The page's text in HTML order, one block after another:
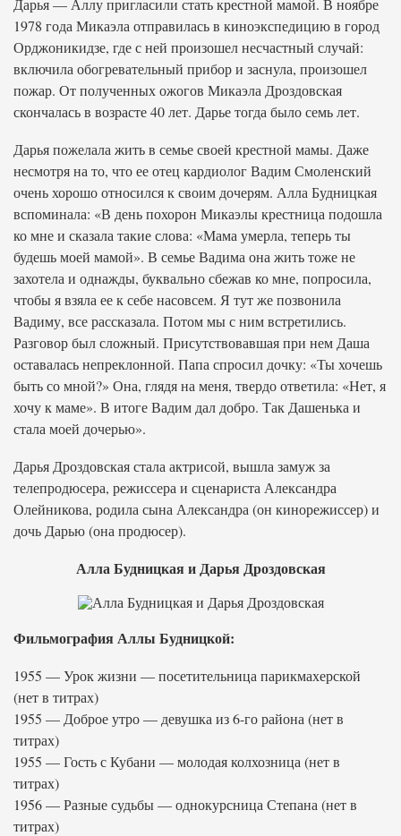
Дарья — Аллу пригласили стать крестной мамой. В ноябре
1978 года Микаэла отправилась в киноэкспедицию в город
Орджоникидзе, где с ней произошел несчастный случай:
включила обогревательный прибор и заснула, произошел
пожар. От полученных ожогов Микаэла Дроздовская
скончалась в возрасте 40 лет. Дарье тогда было семь лет.
Дарья пожелала жить в семье своей крестной мамы. Даже
несмотря на то, что ее отец кардиолог Вадим Смоленский
очень хорошо относился к своим дочерям. Алла Будницкая
вспоминала: «В день похорон Микаэлы крестница подошла
ко мне и сказала такие слова: «Мама умерла, теперь ты
будешь моей мамой». В семье Вадима она жить тоже не
захотела и однажды, буквально сбежав ко мне, попросила,
чтобы я взяла ее к себе насовсем. Я тут же позвонила
Вадиму, все рассказала. Потом мы с ним встретились.
Разговор был сложный. Присутствовавшая при нем Даша
оставалась непреклонной. Папа спросил дочку: «Ты хочешь
быть со мной?» Она, глядя на меня, твердо ответила: «Нет, я
хочу к маме». В итоге Вадим дал добро. Так Дашенька и
стала моей дочерью».
Дарья Дроздовская стала актрисой, вышла замуж за
телепродюсера, режиссера и сценариста Александра
Олейникова, родила сына Александра (он кинорежиссер) и
дочь Дарью (она продюсер).
Алла Будницкая и Дарья Дроздовская
Фильмография Аллы Будницкой:
1955 — Урок жизни — посетительница парикмахерской
(нет в титрах)
1955 — Доброе утро — девушка из 6-го района (нет в
титрах)
1955 — Гость с Кубани — молодая колхозница (нет в
титрах)
1956 — Разные судьбы — однокурсница Степана (нет в
титрах)